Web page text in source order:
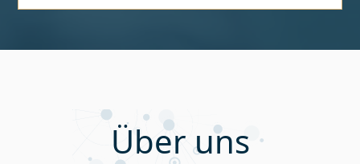
Über uns